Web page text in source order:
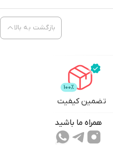
بازگشت به بالا
تضمین کیفیت
همراه ما باشید